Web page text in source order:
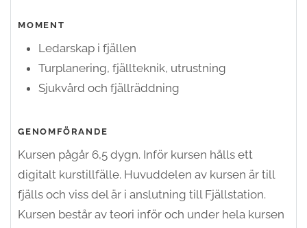
MOMENT
Ledarskap i fjällen
Turplanering, fjällteknik, utrustning
Sjukvård och fjällräddning
GENOMFÖRANDE
Kursen pågår 6,5 dygn. Inför kursen hålls ett
digitalt kurstillfälle. Huvuddelen av kursen är till
fjälls och viss del är i anslutning till Fjällstation.
Kursen består av teori inför och under hela kursen